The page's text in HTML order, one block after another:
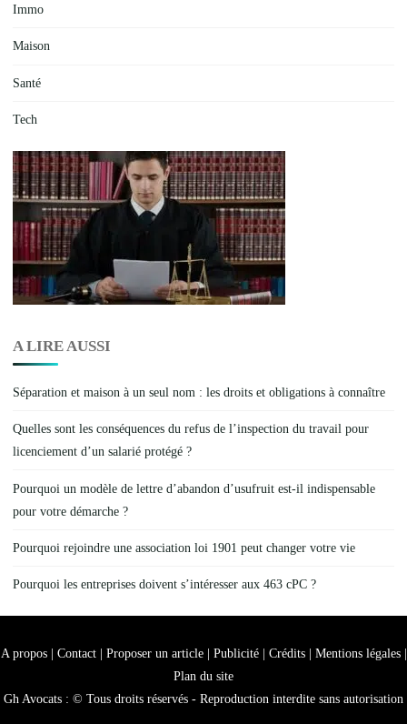
Immo
Maison
Santé
Tech
A LIRE AUSSI
Séparation et maison à un seul nom : les droits et obligations à connaître
Quelles sont les conséquences du refus de l’inspection du travail pour
licenciement d’un salarié protégé ?
Pourquoi un modèle de lettre d’abandon d’usufruit est-il indispensable
pour votre démarche ?
Pourquoi rejoindre une association loi 1901 peut changer votre vie
Pourquoi les entreprises doivent s’intéresser aux 463 cPC ?
A propos | Contact | Proposer un article | Publicité | Crédits | Mentions légales |
Plan du site
Gh Avocats : © Tous droits réservés - Reproduction interdite sans autorisation